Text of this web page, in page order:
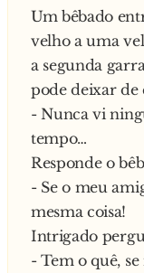
Um bêbado
velho a uma
a segunda
pode deixar de
- Nunca vi
tempo…
Responde o
- Se o meu
mesma coisa!
Intrigado
- Tem o quê,